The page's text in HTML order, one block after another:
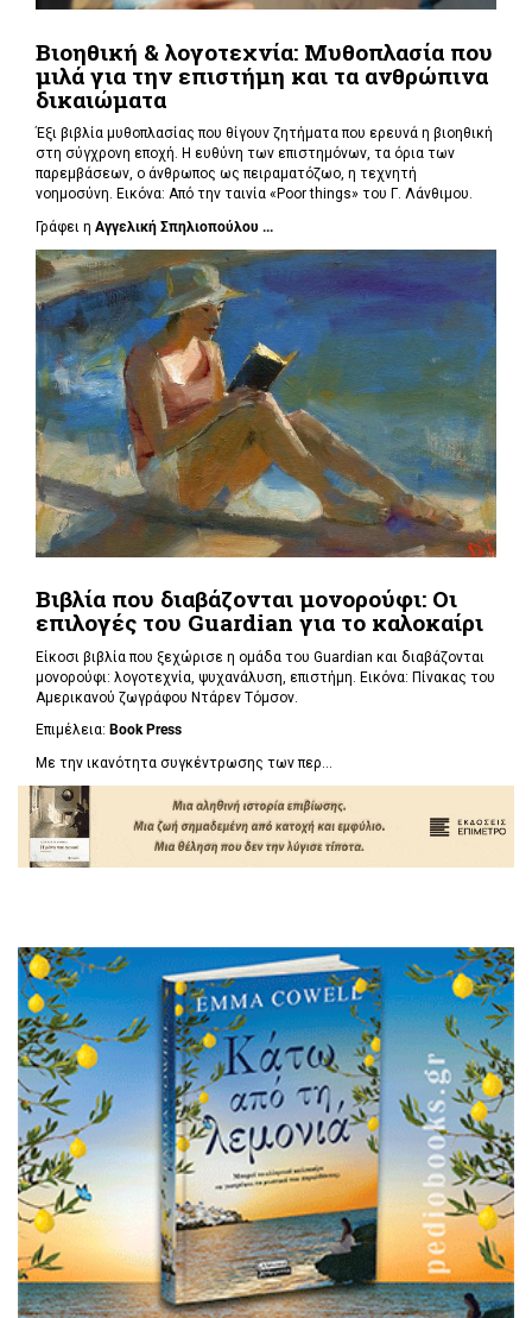
Βιοηθική & λογοτεχνία: Μυθοπλασία που
μιλά για την επιστήμη και τα ανθρώπινα
δικαιώματα
Έξι βιβλία μυθοπλασίας που θίγουν ζητήματα που ερευνά η βιοηθική
στη σύγχρονη εποχή. Η ευθύνη των επιστημόνων, τα όρια των
παρεμβάσεων, ο άνθρωπος ως πειραματόζωο, η τεχνητή
νοημοσύνη. Εικόνα: Από την ταινία «Poor things» του Γ. Λάνθιμου.
Γράφει η Αγγελική Σπηλιοπούλου ...
Βιβλία που διαβάζονται μονορούφι: Οι
επιλογές του Guardian για το καλοκαίρι
Είκοσι βιβλία που ξεχώρισε η ομάδα του Guardian και διαβάζονται
μονορούφι: λογοτεχνία, ψυχανάλυση, επιστήμη. Εικόνα: Πίνακας του
Αμερικανού ζωγράφου Ντάρεν Τόμσον.
Επιμέλεια: Book Press
Με την ικανότητα συγκέντρωσης των περ...